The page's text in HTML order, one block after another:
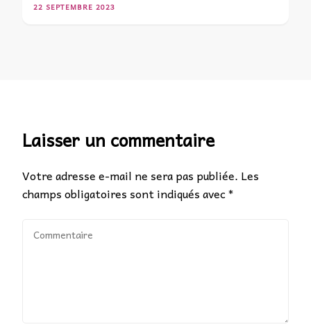
22 SEPTEMBRE 2023
Laisser un commentaire
Votre adresse e-mail ne sera pas publiée. Les
champs obligatoires sont indiqués avec*